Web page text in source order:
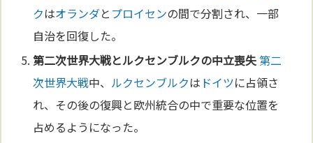
クはオランダと プロイセンの間で分割され、一部
自治を回復した。
第二次世界大戦とルクセンブルクの中立喪失第二
次世界大戦中、 ルクセンブルクは ドイツに占領さ
れ、その後の復興と欧州統合の中で重要な位置を
占めるようになった。